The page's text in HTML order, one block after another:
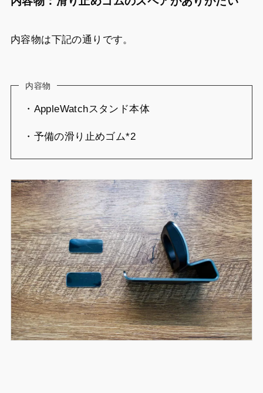
内容物は下記の通りです。
内容物
・AppleWatchスタンド本体
・予備の滑り止めゴム*2